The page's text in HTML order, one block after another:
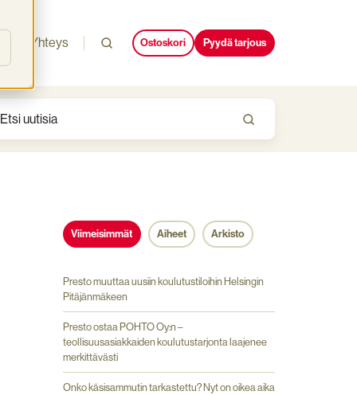
Yhteys Ostoskori Pyydä tarjous
Viimeisimmät Aiheet Arkisto
Presto muuttaa uusiin koulutustiloihin Helsingin
Pitäjänmäkeen
Presto ostaa POHTO Oy:n –
teollisuusasiakkaiden koulutustarjonta laajenee
merkittävästi
Onko käsisammutin tarkastettu? Nyt on oikea aika